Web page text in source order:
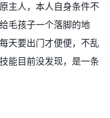
主人，本人自身条件不
毛孩子一个落脚的地
天要出门才便便，不乱
能目前没发现，是一条